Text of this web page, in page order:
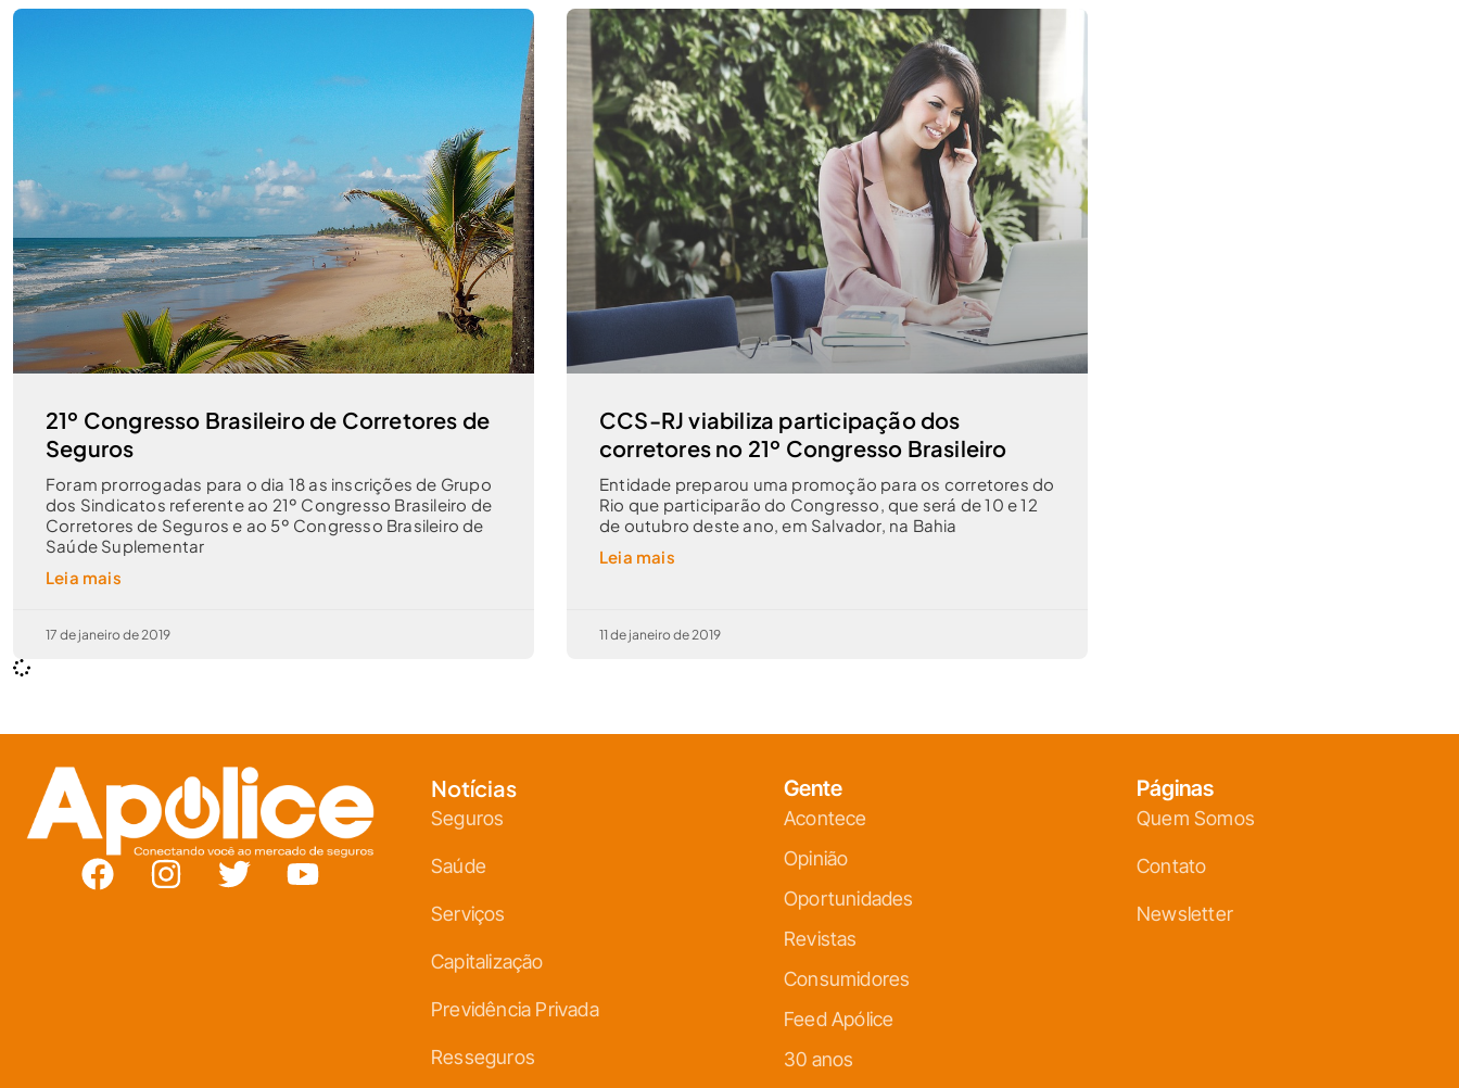
21º Congresso Brasileiro de Corretores de
Seguros
Foram prorrogadas para o dia 18 as inscrições de Grupo
dos Sindicatos referente ao 21º Congresso Brasileiro de
Corretores de Seguros e ao 5º Congresso Brasileiro de
Saúde Suplementar
Leia mais
17 de janeiro de 2019
CCS-RJ viabiliza participação dos
corretores no 21º Congresso Brasileiro
Entidade preparou uma promoção para os corretores do
Rio que participarão do Congresso, que será de 10 e 12
de outubro deste ano, em Salvador, na Bahia
Leia mais
11 de janeiro de 2019
Notícias
Seguros
Saúde
Serviços
Capitalização
Previdência Privada
Resseguros
Gente
Acontece
Opinião
Oportunidades
Revistas
Consumidores
Feed Apólice
30 anos
Páginas
Quem Somos
Contato
Newsletter